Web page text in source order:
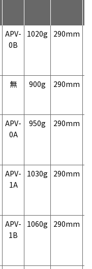
APV-
0B
1020g 290mm
無 900g 290mm
APV-
0A
950g 290mm
APV-
1A
1030g 290mm
APV-
1B
1060g 290mm